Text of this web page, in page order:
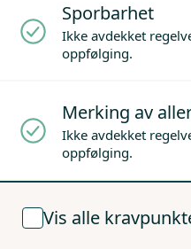
Sporbarhet
Ikke avdekket
oppfølging.
Merking av
Ikke avdekket
oppfølging.
Vis alle